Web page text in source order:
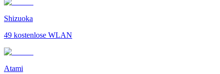
Shizuoka
49 kostenlose WLAN
Atami